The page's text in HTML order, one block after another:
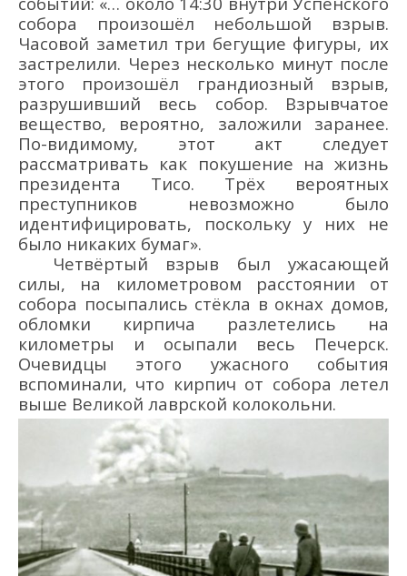
собора произошёл небольшой взрыв.
Часовой заметил три бегущие фигуры, их
застрелили. Через несколько минут после
этого произошёл грандиозный взрыв,
разрушивший весь собор. Взрывчатое
вещество, вероятно, заложили заранее.
По-видимому, этот акт следует
рассматривать как покушение на жизнь
президента Тисо. Трёх вероятных
преступников невозможно было
идентифицировать, поскольку у них не
было никаких бумаг».
Четвёртый взрыв был ужасающей
силы, на километровом расстоянии от
собора посыпались стёкла в окнах домов,
обломки кирпича разлетелись на
километры и осыпали весь Печерск.
Очевидцы этого ужасного события
вспоминали, что кирпич от собора летел
выше Великой лаврской колокольни.